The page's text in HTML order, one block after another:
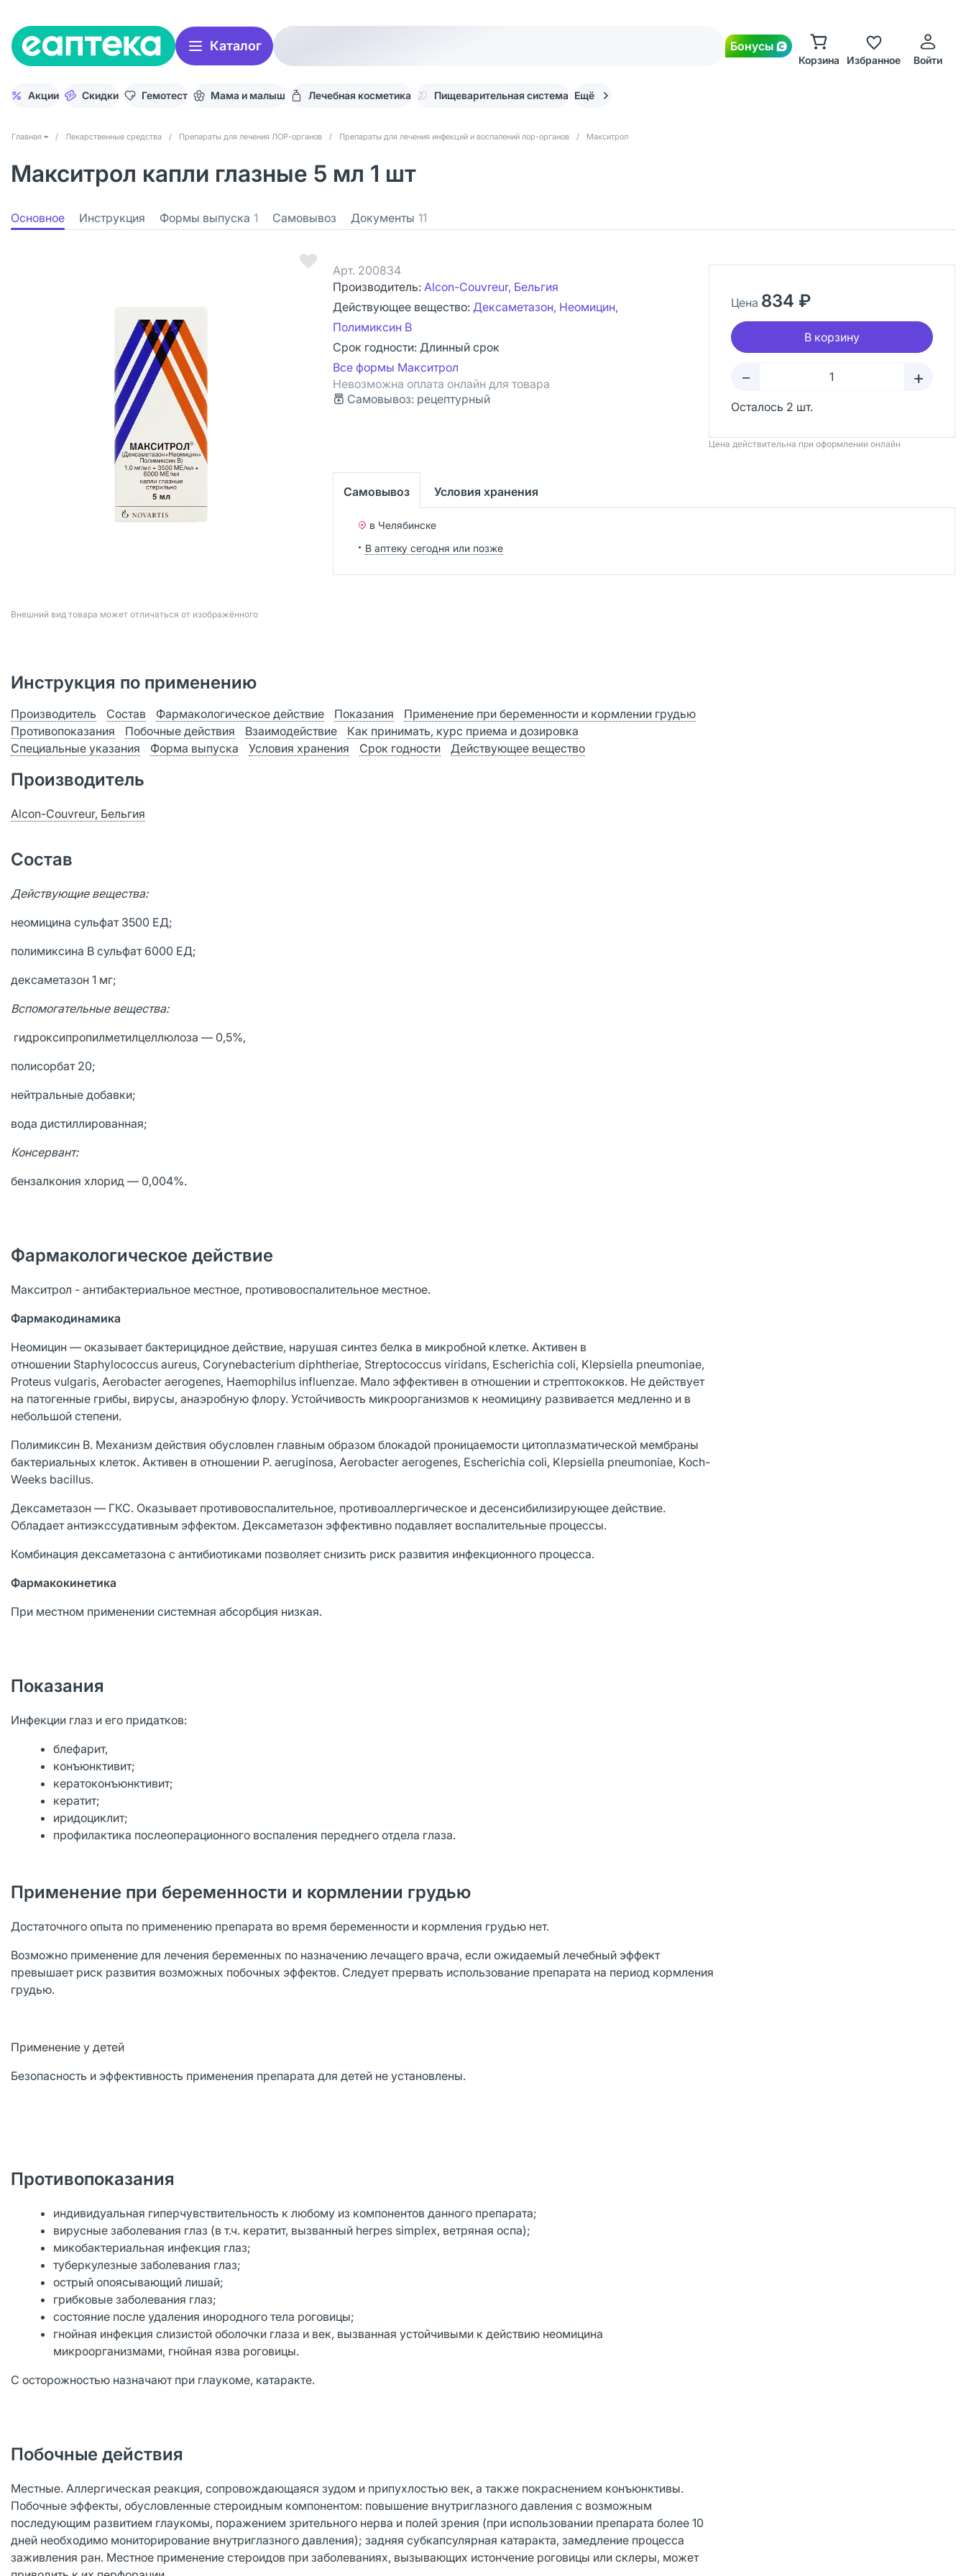
Каталог Бонусы
Корзина Избранное Войти
Акции Скидки Гемотест Мама и малыш Лечебная косметика Пищеварительная система Ещё
Главная / Лекарственные средства / Препараты для лечения ЛОР-органов / Препараты для лечения инфекций и воспалений лор-органов / Макситрол
Макситрол капли глазные 5 мл 1 шт
Основное Инструкция Формы выпуска 1 Самовывоз Документы 11
Bнешний вид товара может отличаться от изображённого
Арт. 200834
Производитель: Alcon-Couvreur, Бельгия
Действующее вещество: Дексаметазон, Неомицин,
Полимиксин B
Срок годности: Длинный срок
Все формы Макситрол
Невозможна оплата онлайн для товара
Самовывоз: рецептурный
Цена 834 ₽
В корзину
– +
Осталось 2 шт.
Цена действительна при оформлении онлайн
Самовывоз Условия хранения
в Челябинске
В аптеку сегодня или позже
Инструкция по применению
Производитель Состав Фармакологическое действие Показания
Применение при беременности и кормлении грудью
Противопоказания
Побочные действия Взаимодействие
Как принимать, курс приема и дозировка
Специальные указания
Форма выпуска Условия хранения Срок годности Действующее вещество
Производитель
Alcon-Couvreur, Бельгия
Состав
Действующие вещества:
неомицина сульфат 3500 ЕД;
полимиксина В сульфат 6000 ЕД;
дексаметазон 1 мг;
Вспомогательные вещества:
гидроксипропилметилцеллюлоза — 0,5%,
полисорбат 20;
нейтральные добавки;
вода дистиллированная;
Консервант:
бензалкония хлорид — 0,004%.
Фармакологическое действие
Макситрол - антибактериальное местное, противовоспалительное местное.
Фармакодинамика
Неомицин — оказывает бактерицидное действие, нарушая синтез белка в микробной клетке. Активен в
отношении Staphylococcus aureus, Corynebacterium diphtheriae, Streptococcus viridans, Escherichia coli, Kleрsiella pneumoniae,
Proteus vulgaris, Aerobacter aerogenes, Haemophilus influenzae. Мало эффективен в отношении и стрептококков. Не действует
на патогенные грибы, вирусы, анаэробную флору. Устойчивость микроорганизмов к неомицину развивается медленно и в
небольшой степени.
Полимиксин В. Механизм действия обусловлен главным образом блокадой проницаемости цитоплазматической мембраны
бактериальных клеток. Активен в отношении P. aeruginosa, Aerobacter aerogenes, Escherichia coli, Kleрsiella pneumoniae, Koch-
Weeks bacillus.
Дексаметазон — ГКС. Оказывает противовоспалительное, противоаллергическое и десенсибилизирующее действие.
Обладает антиэкссудативным эффектом. Дексаметазон эффективно подавляет воспалительные процессы.
Комбинация дексаметазона с антибиотиками позволяет снизить риск развития инфекционного процесса.
Фармакокинетика
При местном применении системная абсорбция низкая.
Показания
Инфекции глаз и его придатков:
блефарит,
конъюнктивит;
кератоконъюнктивит;
кератит;
иридоциклит;
профилактика послеоперационного воспаления переднего отдела глаза.
Применение при беременности и кормлении грудью
Достаточного опыта по применению препарата во время беременности и кормления грудью нет.
Возможно применение для лечения беременных по назначению лечащего врача, если ожидаемый лечебный эффект
превышает риск развития возможных побочных эффектов. Следует прервать использование препарата на период кормления
грудью.
Применение у детей
Безопасность и эффективность применения препарата для детей не установлены.
Противопоказания
индивидуальная гиперчувствительность к любому из компонентов данного препарата;
вирусные заболевания глаз (в т.ч. кератит, вызванный herpes simplex, ветряная оспа);
микобактериальная инфекция глаз;
туберкулезные заболевания глаз;
острый опоясывающий лишай;
грибковые заболевания глаз;
состояние после удаления инородного тела роговицы;
гнойная инфекция слизистой оболочки глаза и век, вызванная устойчивыми к действию неомицина
микроорганизмами, гнойная язва роговицы.
С осторожностью назначают при глаукоме, катаракте.
Побочные действия
Местные. Аллергическая реакция, сопровождающаяся зудом и припухлостью век, а также покраснением конъюнктивы.
Побочные эффекты, обусловленные стероидным компонентом: повышение внутриглазного давления с возможным
последующим развитием глаукомы, поражением зрительного нерва и полей зрения (при использовании препарата более 10
дней необходимо мониторирование внутриглазного давления); задняя субкапсулярная катаракта, замедление процесса
заживления ран. Местное применение стероидов при заболеваниях, вызывающих истончение роговицы или склеры, может